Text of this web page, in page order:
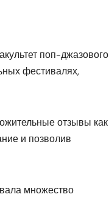
поп-джазового
фестивалях,
отзывы как
и позволив
множество